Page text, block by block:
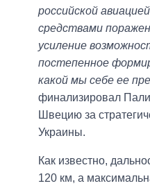
российской
средствами
усиление
постепенное
какой мы себе ее
финализировал
Швецию за
Украины.
Как известно,
120 км, а